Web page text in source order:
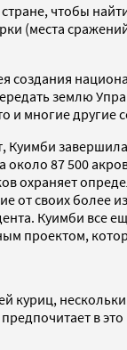
чтобы
(места
создания
землю
и многие другие
около 87 500
охраняет
от своих
Куимби все
проектом,
куриц,
в